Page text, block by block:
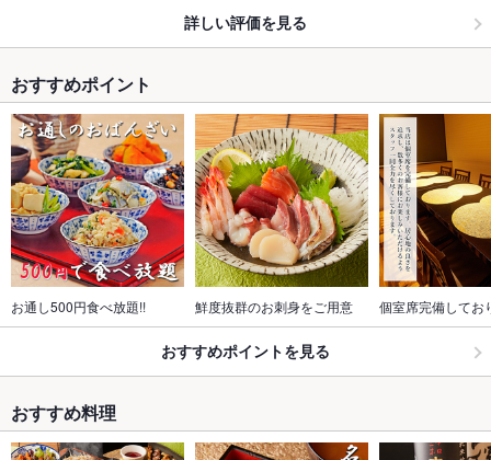
詳しい評価を見る
おすすめポイント
お通し500円食べ放題!! 鮮度抜群のお刺身をご用意 個室席完備してお
おすすめポイントを見る
おすすめ料理